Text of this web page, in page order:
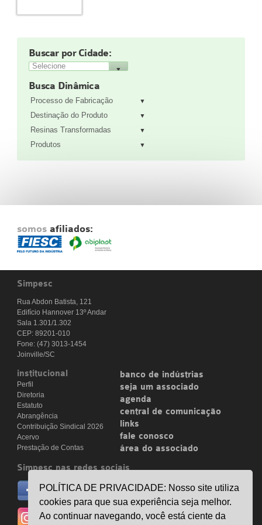
SEJA UM ASSOCIADO
VAGAS
Buscar por Cidade:
Busca Dinâmica
Processo de Fabricação
Destinação do Produto
Resinas Transformadas
Produtos
somos afiliados:
Simpesc
Rua Abdon Batista, 121
Edifício Hannover 13º Andar
Sala 1.301/1.302
CEP: 89201-010
Fone: (47) 3013-1454
Joinville/SC
institucional
Perfil
Diretoria
Estatuto
Abrangência
Contribuição Sindical 2026
Acervo
Prestação de Contas
banco de indústrias
seja um associado
agenda
central de comunicação
links
fale conosco
área do associado
Simpesc nas redes sociais
no facebook
/simpesc
no instagram
@simpescplasticos
POLÍTICA DE PRIVACIDADE: Nosso site utiliza
cookies para que sua experiência seja melhor.
Ao continuar navegando, você está ciente da